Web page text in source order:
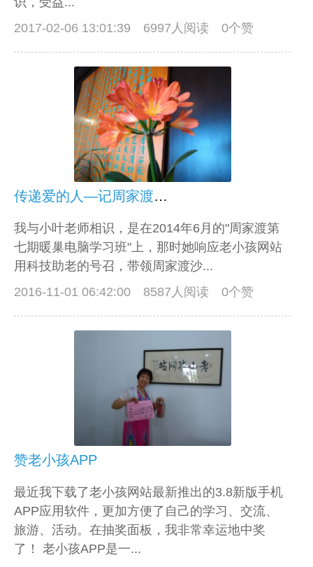
2017-02-06 13:01:39
6997人阅读 0个赞
传递爱的人—记周家渡群主小叶老师
我与小叶老师相识，是在2014年6月的"周家渡第
七期暖巢电脑学习班"上，那时她响应老小孩网站
用科技助老的号召，带领周家渡沙...
2016-11-01 06:42:00
8587人阅读 0个赞
赞老小孩APP
最近我下载了老小孩网站最新推出的3.8新版手机
APP应用软件，更加方便了自己的学习、交流、
旅游、活动。在抽奖面板，我非常幸运地中奖
了！ 老小孩APP是一...